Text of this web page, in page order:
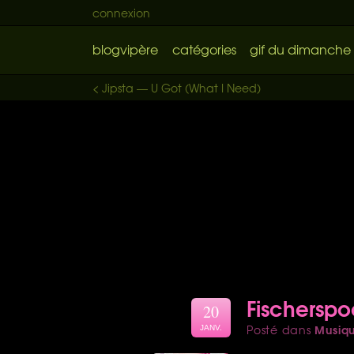
connexion
blogvipère catégories gif du dimanche
< Jipsta — U Got (What I Need)
Posté dans
20
JANV.